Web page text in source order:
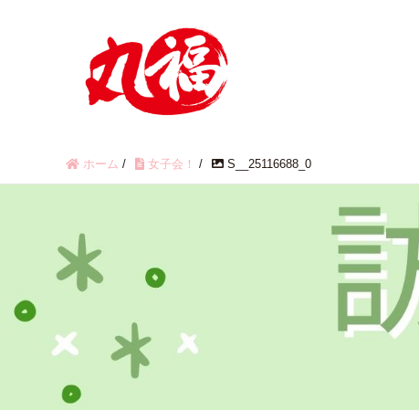
ホーム / 女子会！ / S__25116688_0